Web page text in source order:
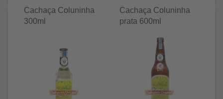
Cachaça Coluninha
300ml
Cachaça Coluninha
prata 600ml